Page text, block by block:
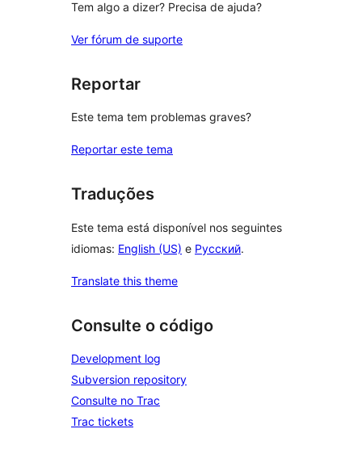
Tem algo a dizer? Precisa de ajuda?
Ver fórum de suporte
Reportar
Este tema tem problemas graves?
Reportar este tema
Traduções
Este tema está disponível nos seguintes
idiomas: English (US) e Русский.
Translate this theme
Consulte o código
Development log
Subversion repository
Consulte no Trac
Trac tickets